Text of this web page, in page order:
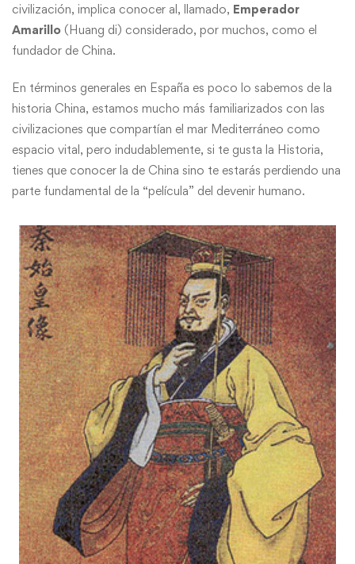
civilización, implica conocer al, llamado, Emperador
Amarillo (Huang di) considerado, por muchos, como el
fundador de China.
En términos generales en España es poco lo sabemos de la
historia China, estamos mucho más familiarizados con las
civilizaciones que compartían el mar Mediterráneo como
espacio vital, pero indudablemente, si te gusta la Historia,
tienes que conocer la de China sino te estarás perdiendo una
parte fundamental de la “película” del devenir humano.